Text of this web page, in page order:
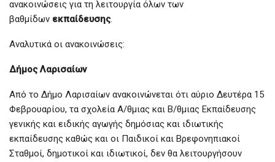
ανακοινώσεις για τη λειτουργία όλων των
βαθμίδων εκπαίδευσης.
Αναλυτικά οι ανακοινώσεις:
Δήμος Λαρισαίων
Από το Δήμο Λαρισαίων ανακοινώνεται ότι αύριο Δευτέρα 15
Φεβρουαρίου, τα σχολεία Α/θμιας και Β/θμιας Εκπαίδευσης
γενικής και ειδικής αγωγής δημόσιας και ιδιωτικής
εκπαίδευσης καθώς και οι Παιδικοί και Βρεφονηπιακοί
Σταθμοί, δημοτικοί και ιδιωτικοί, δεν θα λειτουργήσουν